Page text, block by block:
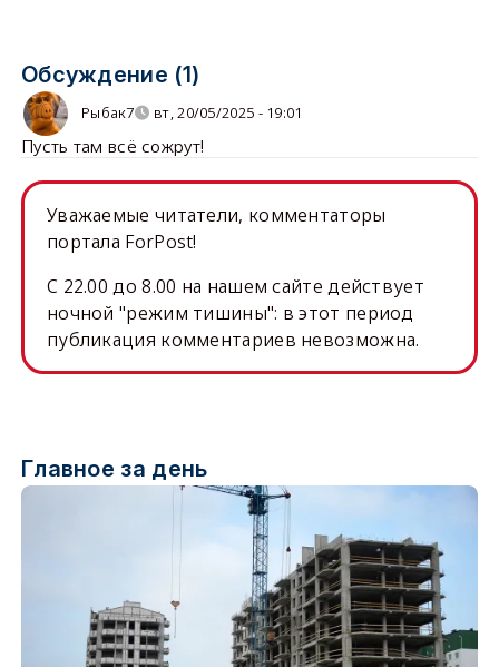
Обсуждение (1)
Рыбак7 вт, 20/05/2025 - 19:01
Пусть там всё сожрут!
Уважаемые читатели, комментаторы
портала ForPost!
C 22.00 до 8.00 на нашем сайте действует
ночной "режим тишины": в этот период
публикация комментариев невозможна.
Главное за день